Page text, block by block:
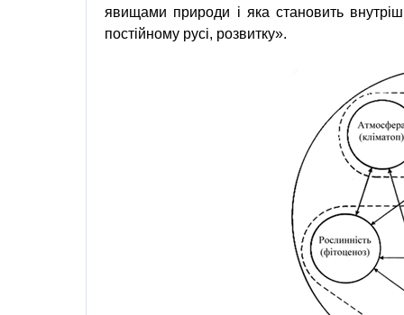
явищами природи і яка становить
постійному русі, розвитку».